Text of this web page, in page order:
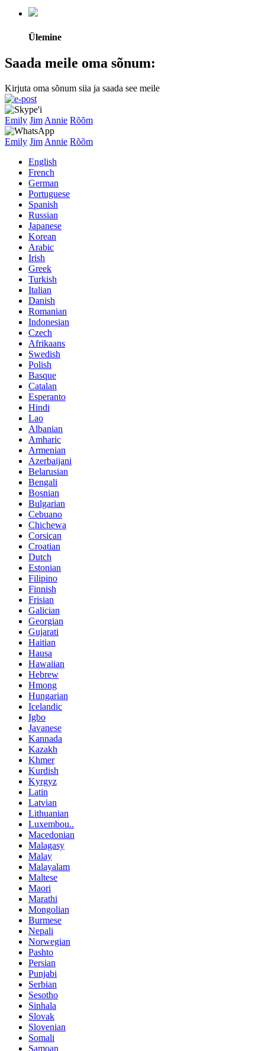
Ülemine
Saada meile oma sõnum:
Kirjuta oma sõnum siia ja saada see meile
Emily Jim Annie Rõõm
Emily Jim Annie Rõõm
English
French
German
Portuguese
Spanish
Russian
Japanese
Korean
Arabic
Irish
Greek
Turkish
Italian
Danish
Romanian
Indonesian
Czech
Afrikaans
Swedish
Polish
Basque
Catalan
Esperanto
Hindi
Lao
Albanian
Amharic
Armenian
Azerbaijani
Belarusian
Bengali
Bosnian
Bulgarian
Cebuano
Chichewa
Corsican
Croatian
Dutch
Estonian
Filipino
Finnish
Frisian
Galician
Georgian
Gujarati
Haitian
Hausa
Hawaiian
Hebrew
Hmong
Hungarian
Icelandic
Igbo
Javanese
Kannada
Kazakh
Khmer
Kurdish
Kyrgyz
Latin
Latvian
Lithuanian
Luxembou..
Macedonian
Malagasy
Malay
Malayalam
Maltese
Maori
Marathi
Mongolian
Burmese
Nepali
Norwegian
Pashto
Persian
Punjabi
Serbian
Sesotho
Sinhala
Slovak
Slovenian
Somali
Samoan